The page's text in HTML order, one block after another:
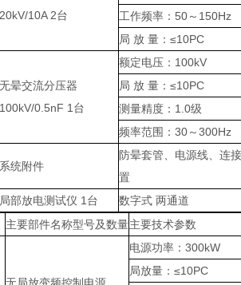
20kV/10A 2台
工作频率：50～150Hz
局 放 量：≤10PC
无晕交流分压器
100kV/0.5nF 1台
额定电压：100kV
局 放 量：≤10PC
测量精度：1.0级
频率范围：30～300Hz
系统附件
防晕套管、电源线、连
置
局部放电测试仪 1台
数字式 两通道
主要部件名称型号及数量主要技术参数
电源功率：300kW
局放量：≤10PC